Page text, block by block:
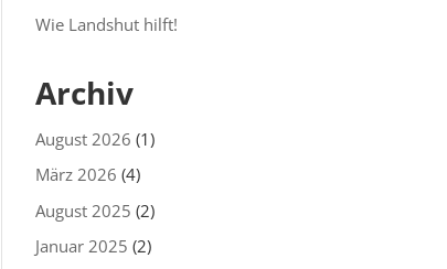
Wie Landshut hilft!
Archiv
August 2026 (1)
März 2026 (4)
August 2025 (2)
Januar 2025 (2)